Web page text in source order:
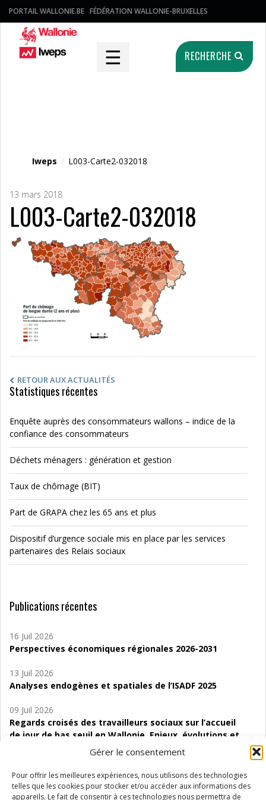
Gérer le consentement
Pour offrir les meilleures expériences, nous utilisons des technologies
telles que les cookies pour stocker et/ou accéder aux informations des
appareils. Le fait de consentir à ces technologies nous permettra de
PORTAIL WALLONIE.BE FÉDÉRATION WALLONIE-BRUXELLES
☰ RECHERCHE
Iweps / L003-Carte2-032018
13 mars 2018
L003-Carte2-032018
RETOUR AUX ACTUALITÉS
Statistiques récentes
Enquête auprès des consommateurs wallons – indice de la
confiance des consommateurs
Déchets ménagers : génération et gestion
Taux de chômage (BIT)
Part de GRAPA chez les 65 ans et plus
Dispositif d’urgence sociale mis en place par les services
partenaires des Relais sociaux
Publications récentes
16 Juil 2026
Perspectives économiques régionales 2026-2031
13 Juil 2026
Analyses endogènes et spatiales de l’ISADF 2025
09 Juil 2026
Regards croisés des travailleurs sociaux sur l’accueil
de jour de bas seuil en Wallonie. Enjeux, évolutions et
06 Juil 2026
Étude d’évaluabilité des Structures
d’accompagnement à l’autocréation d’emploi (SAACE)